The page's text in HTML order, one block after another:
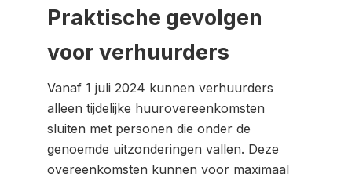
Praktische gevolgen
voor verhuurders
Vanaf 1 juli 2024 kunnen verhuurders
alleen tijdelijke huurovereenkomsten
sluiten met personen die onder de
genoemde uitzonderingen vallen. Deze
overeenkomsten kunnen voor maximaal